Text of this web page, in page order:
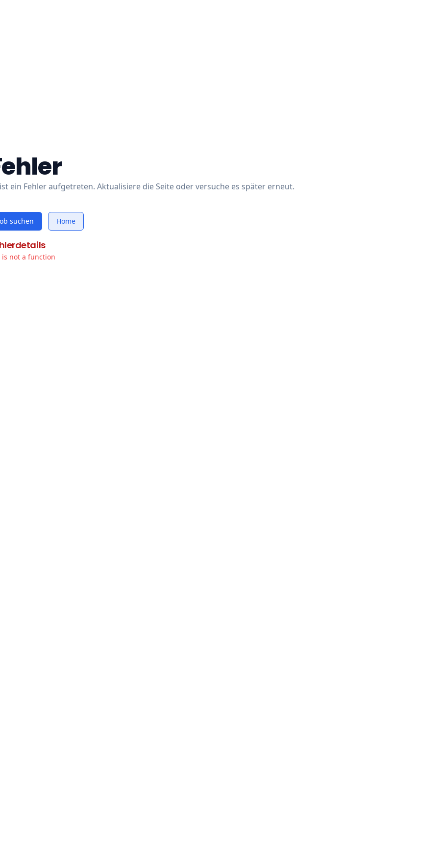
ein Fehler aufgetreten. Aktualisiere die Seite oder versuche es später erneut.
suchen Home
is not a function